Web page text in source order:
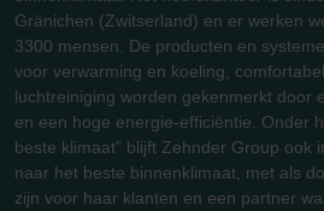
Gränichen (Zwitserland) en er werken
3300 mensen. De producten en
voor verwarming en koeling,
luchtreiniging worden gekenmerkt door
en een hoge energie-efficiëntie. Onder
beste klimaat" blijft Zehnder Group ook
naar het beste binnenklimaat, met als
zijn voor haar klanten en een partner